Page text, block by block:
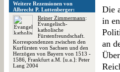
Weitere Rezensionen von
Albrecht P. Luttenberger:
Reiner Zimmermann:
Evangelisch-
katholische
Fürstenfreundschaft.
Korrespondenzen zwischen den
Kurfürsten von Sachsen und den
Herzögen von Bayern von 1513 -
1586, Frankfurt a.M. [u.a.]: Peter
Lang 2004
Die
in
an